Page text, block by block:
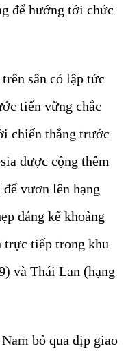
để hướng tới chức
sân cỏ lập tức
tiến vững chắc
chiến thắng trước
được cộng thêm
vươn lên hạng
đáng kể khoảng
trực tiếp trong khu
và Thái Lan (hạng
bỏ qua dịp giao